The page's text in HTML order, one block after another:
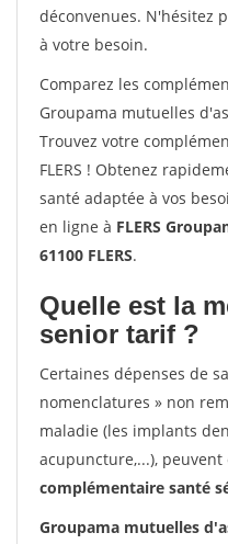
déconvenues. N'hésitez
à votre besoin.
Comparez les
Groupama mutuelles
Trouvez votre
FLERS ! Obtenez
santé adaptée à vos
en ligne à FLERS
61100 FLERS.
Quelle est la
senior tarif ?
Certaines dépenses de
nomenclatures » non
maladie (les implants
acupuncture,...),
complémentaire santé
Groupama mutuelles